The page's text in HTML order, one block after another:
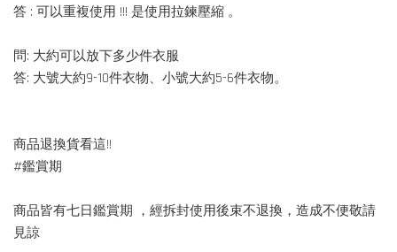
答 : 可以重複使用 !!! 是使用拉鍊壓縮 。
問: 大約可以放下多少件衣服
答: 大號大約9-10件衣物、小號大約5-6件衣物。
商品退換貨看這!!
#鑑賞期
商品皆有七日鑑賞期 ，經拆封使用後束不退換，造成不便敬請
見諒